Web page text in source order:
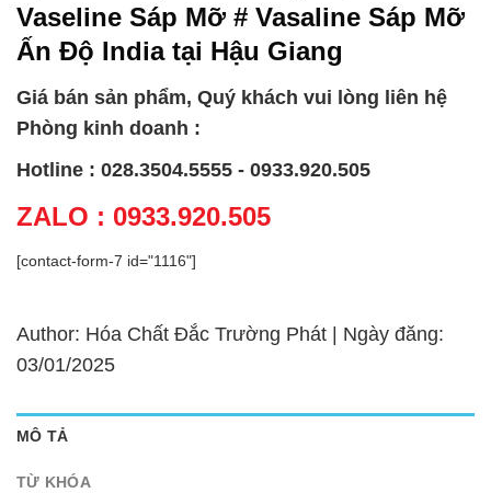
Vaseline Sáp Mỡ # Vasaline Sáp Mỡ
Ấn Độ India tại Hậu Giang
Giá bán sản phẩm, Quý khách vui lòng liên hệ
Phòng kinh doanh :
Hotline : 028.3504.5555 - 0933.920.505
ZALO : 0933.920.505
[contact-form-7 id="1116"]
Author: Hóa Chất Đắc Trường Phát | Ngày đăng:
03/01/2025
MÔ TẢ
TỪ KHÓA